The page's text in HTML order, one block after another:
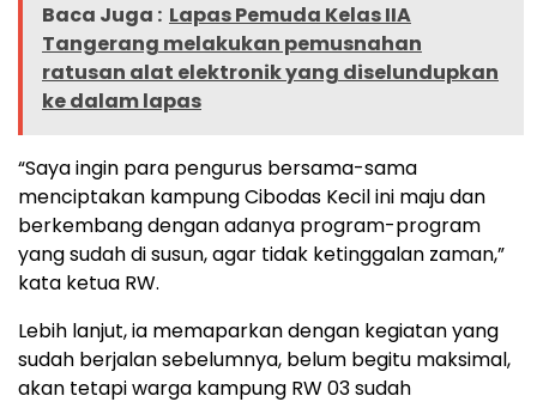
Baca Juga : Lapas Pemuda Kelas IIA
Tangerang melakukan pemusnahan
ratusan alat elektronik yang diselundupkan
ke dalam lapas
“Saya ingin para pengurus bersama-sama
menciptakan kampung Cibodas Kecil ini maju dan
berkembang dengan adanya program-program
yang sudah di susun, agar tidak ketinggalan zaman,”
kata ketua RW.
Lebih lanjut, ia memaparkan dengan kegiatan yang
sudah berjalan sebelumnya, belum begitu maksimal,
akan tetapi warga kampung RW 03 sudah